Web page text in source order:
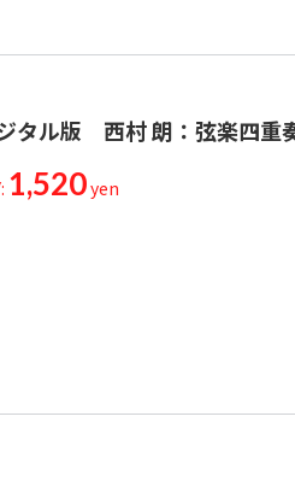
タル版 西村 朗：弦楽四重
1,520yen